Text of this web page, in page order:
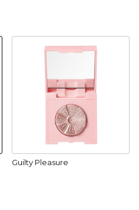
Guilty Pleasure